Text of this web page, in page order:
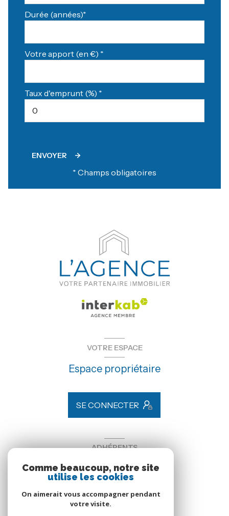
Durée (années)*
Votre apport (en €) *
Taux d'emprunt (%) *
ENVOYER
* Champs obligatoires
VOTRE ESPACE
Espace propriétaire
SE CONNECTER
ADHÉRENTS
Nous adhérons
Comme beaucoup, notre site
utilise les cookies
On aimerait vous accompagner pendant
votre visite.